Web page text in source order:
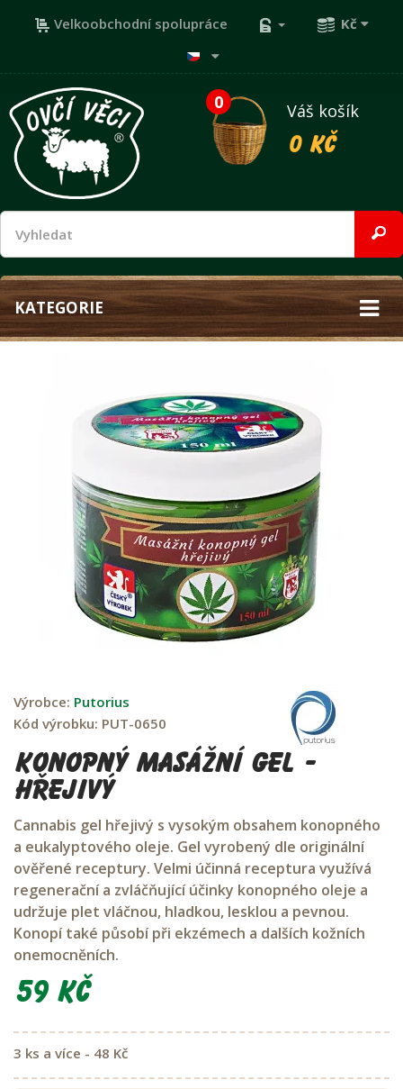
Velkoobchodní spolupráce Kč
0
Váš košík
0 Kč
KATEGORIE
Výrobce: Putorius
Kód výrobku: PUT-0650
Konopný masážní gel -
hřejivý
Cannabis gel hřejivý s vysokým obsahem konopného
a eukalyptového oleje. Gel vyrobený dle originální
ověřené receptury. Velmi účinná receptura využívá
regenerační a zvláčňující účinky konopného oleje a
udržuje plet vláčnou, hladkou, lesklou a pevnou.
Konopí také působí při ekzémech a dalších kožních
onemocněních.
59 Kč
3 ks a více - 48 Kč